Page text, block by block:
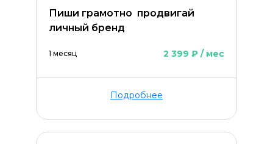
Пиши грамотно  продвигай
личный бренд
1 месяц 2 399 ₽ / мес
Подробнее